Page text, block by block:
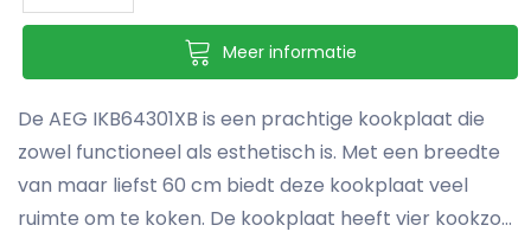
Meer informatie
De AEG IKB64301XB is een prachtige kookplaat die
zowel functioneel als esthetisch is. Met een breedte
van maar liefst 60 cm biedt deze kookplaat veel
ruimte om te koken. De kookplaat heeft vier kookzo...